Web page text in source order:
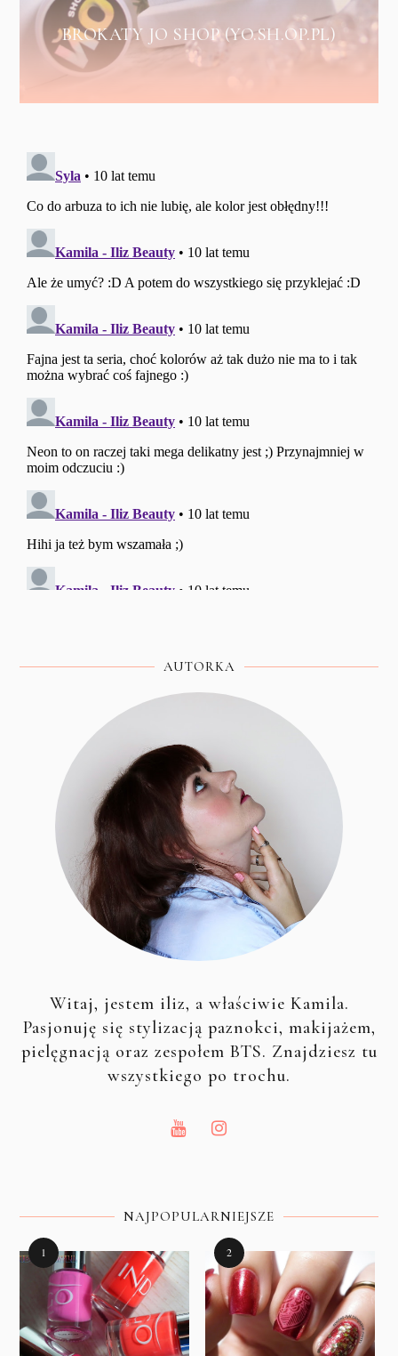
BROKATY JO SHOP (YO.SH.OP.PL)
AUTORKA
Witaj, jestem iliz, a właściwie Kamila.
Pasjonuję się stylizacją paznokci, makijażem,
pielęgnacją oraz zespołem BTS. Znajdziesz tu
wszystkiego po trochu.
NAJPOPULARNIEJSZE